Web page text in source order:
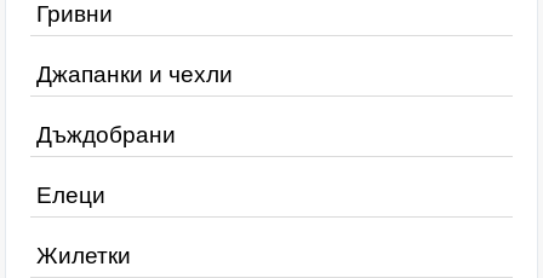
Гривни
Джапанки и чехли
Дъждобрани
Елеци
Жилетки